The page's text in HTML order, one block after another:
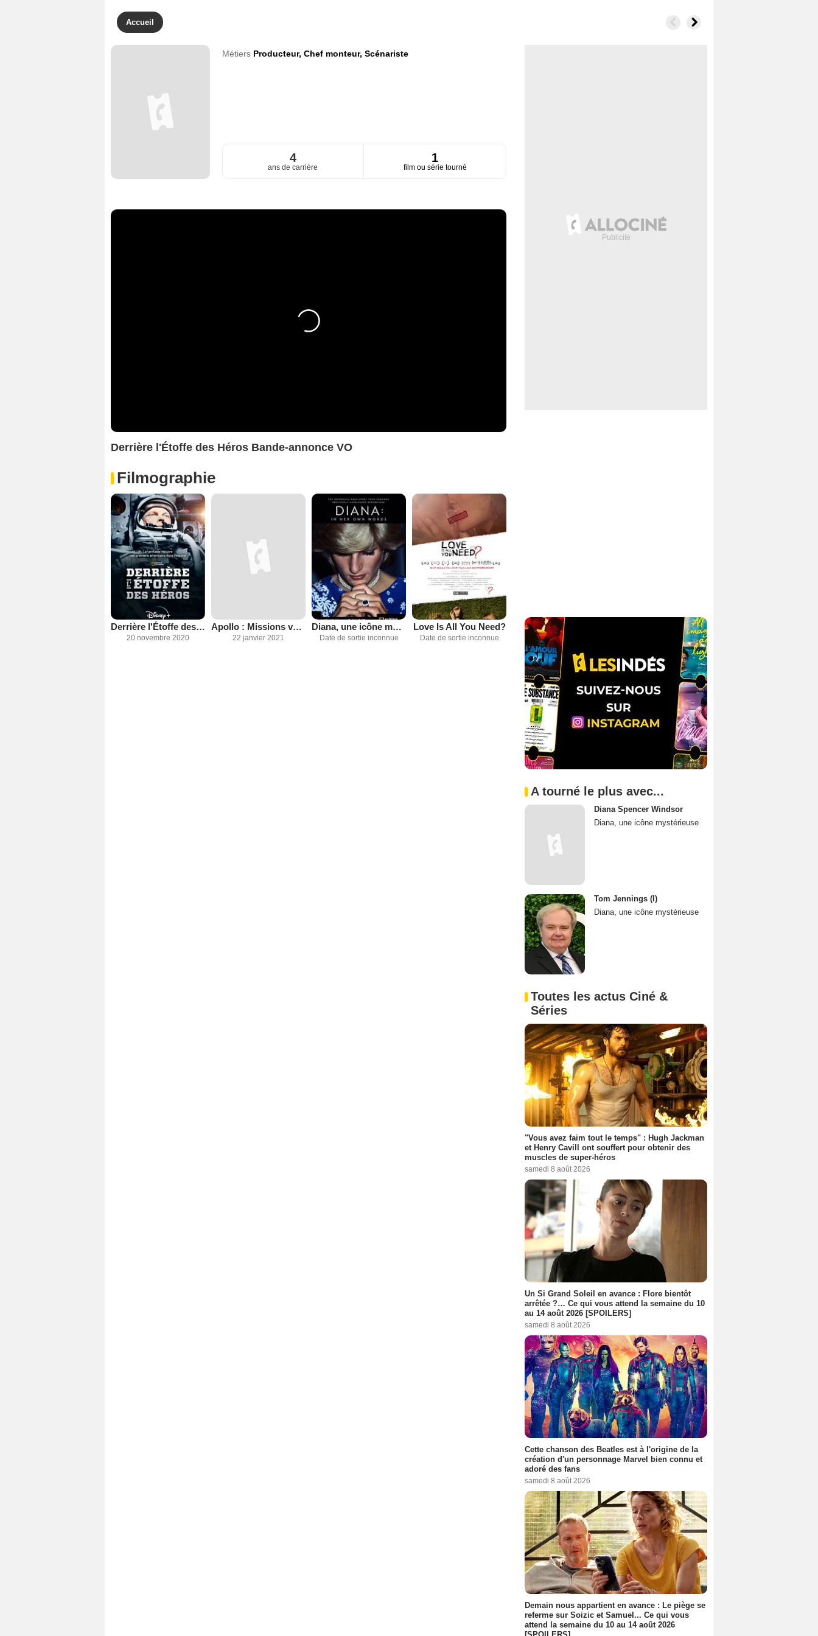
Accueil
Métiers Producteur, Chef monteur, Scénariste
4
ans de carrière
1
film ou série tourné
Derrière l'Étoffe des Héros Bande-annonce VO
Filmographie
Derrière l'Étoffe des Héros
20 novembre 2020
Apollo : Missions vers la Lune
22 janvier 2021
Diana, une icône mystérieuse
Date de sortie inconnue
Love Is All You Need?
Date de sortie inconnue
A tourné le plus avec...
Diana Spencer Windsor
Diana, une icône mystérieuse
Tom Jennings (I)
Diana, une icône mystérieuse
Toutes les actus Ciné &
Séries
"Vous avez faim tout le temps" : Hugh Jackman
et Henry Cavill ont souffert pour obtenir des
muscles de super-héros
samedi 8 août 2026
Un Si Grand Soleil en avance : Flore bientôt
arrêtée ?… Ce qui vous attend la semaine du 10
au 14 août 2026 [SPOILERS]
samedi 8 août 2026
Cette chanson des Beatles est à l'origine de la
création d'un personnage Marvel bien connu et
adoré des fans
samedi 8 août 2026
Demain nous appartient en avance : Le piège se
referme sur Soizic et Samuel... Ce qui vous
attend la semaine du 10 au 14 août 2026